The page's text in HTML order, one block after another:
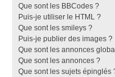
Que sont les BBCodes ?
Puis-je utiliser le HTML ?
Que sont les smileys ?
Puis-je publier des images ?
Que sont les annonces
Que sont les annonces ?
Que sont les sujets épinglés